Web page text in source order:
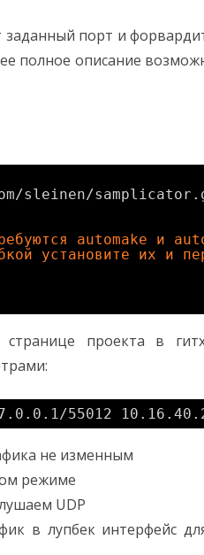
заданный порт и
полное описание
/sleinen/samplicator
automake и
установите их и
проекта в
/55012
не изменным
режиме
UDP
в лупбек интерфейс